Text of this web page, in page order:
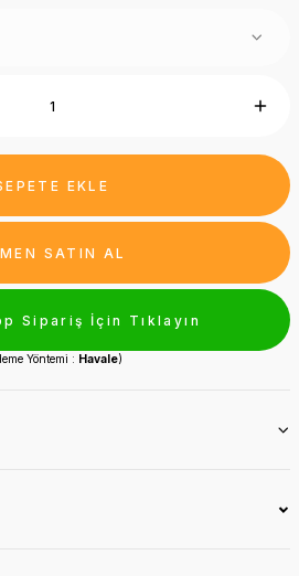
EKLE
SATIN AL
Sipariş İçin Tıklayın
Yöntemi : Havale)